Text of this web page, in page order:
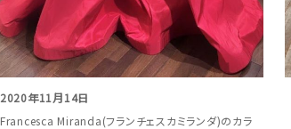
2020年11月14日
Francesca Miranda(フランチェスカミランダ)のカラ